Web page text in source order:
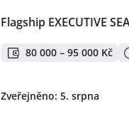
Flagship EXECUTIVE
80 000 – 95 000 Kč
Zveřejněno: 5. srpna